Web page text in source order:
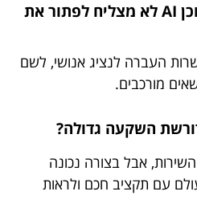
מה קורה במקרה שהסוכן AI לא מצליח לפתור את
העברה לנציג אנושי, לשם
מורכבים.
אבל בצורה נכונה
עם תקציב חכם ולראות